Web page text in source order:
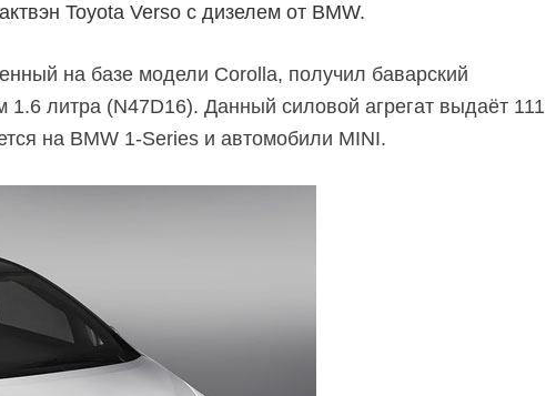
Toyota Verso с дизелем от BMW.
на базе модели Corolla, получил баварский
литра (N47D16). Данный силовой агрегат выдаёт 111
на BMW 1-Series и автомобили MINI.